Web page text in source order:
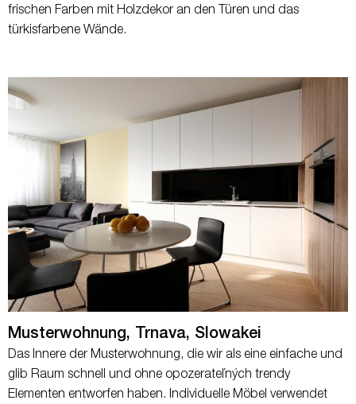
frischen Farben mit Holzdekor an den Türen und das
türkisfarbene Wände.
Musterwohnung, Trnava, Slowakei
Das Innere der Musterwohnung, die wir als eine einfache und
glib Raum schnell und ohne opozerateľných trendy
Elementen entworfen haben. Individuelle Möbel verwendet